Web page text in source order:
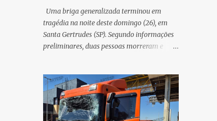
se desprendido durante o acidente. O jovem
sofreu ferimentos gravíssimos e morreu
ainda no local. Equipes de resgate e de
atendimento da concessionária responsável
socorro à vítima. No entanto, o óbito foi
constatado ainda no local do acidente. A
Polícia Militar Rodoviária compareceu para
o registro da ocorrência...
Uma briga generalizada terminou em
tragédia na noite deste domingo (26), em
Santa Gertrudes (SP). Segundo informações
preliminares, duas pessoas morreram e
adega. O caso aconteceu por volta das
20h40, na região da Avenida João Vitte. De
acordo com as primeiras informações, a
confusão teria começado dentro do